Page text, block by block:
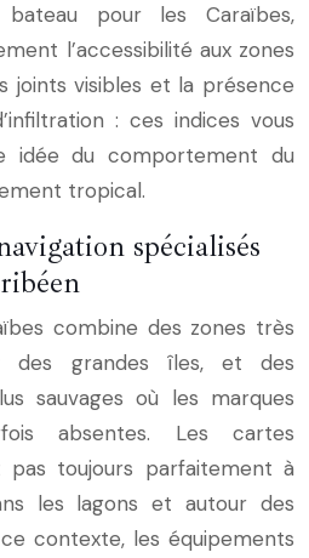
pour les Caraïbes,
l’accessibilité aux zones
joints visibles et la présence
: ces indices vous
idée du comportement du
tropical.
spécialisés
combine des zones très
des grandes îles, et des
sauvages où les marques
absentes. Les cartes
toujours parfaitement à
les lagons et autour des
contexte, les équipements